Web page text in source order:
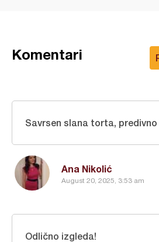
Komentari
Ana Nikolić
August 20, 2025, 3:53 am
Savrsen slana torta, predivno
Odlično izgleda!